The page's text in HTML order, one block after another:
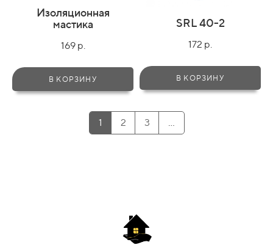
Изоляционная
мастика
169 р.
В КОРЗИНУ
SRL 40-2
172 р.
В КОРЗИНУ
1 2 3 ...